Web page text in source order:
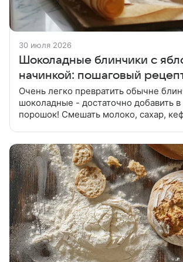
30 июля 2026
Шоколадные блинчики с
начинкой: пошаговый
Очень легко превратить обычне
шоколадные - достаточно добавить в
порошок! Смешать молоко, сахар,